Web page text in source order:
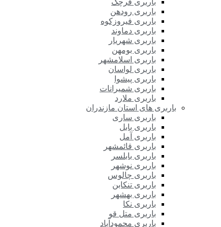
باربری قرچک
باربری رودهن
باربری فیروزکوه
باربری دماوند
باربری شهریار
باربری بومهن
باربری اسلامشهر
باربری لواسان
باربری پیشوا
باربری شمیرانات
باربری ملارد
باربری های استان مازندران
باربری ساری
باربری بابل
باربری آمل
باربری قائمشهر
باربری بابلسر
باربری نوشهر
باربری چالوس
باربری تنکابن
باربری بهشهر
باربری نکا
باربری متل قو
باربری محمودآباد